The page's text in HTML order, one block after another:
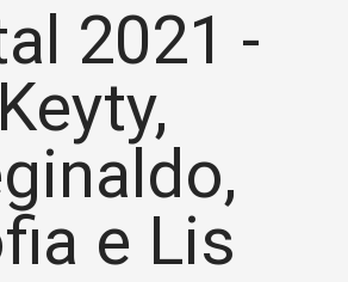
2021 -
Keyty,
e Lis